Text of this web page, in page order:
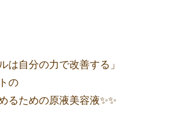
は自分の力で改善する」
の
るための原液美容液✨✨